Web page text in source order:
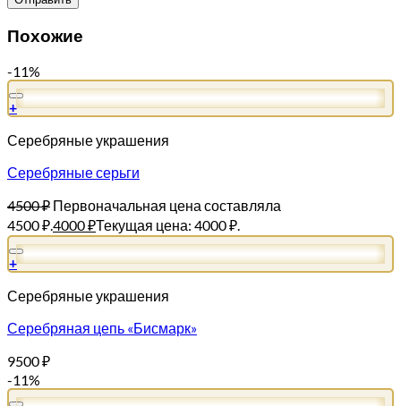
Похожие
-11%
+
Серебряные украшения
Серебряные серьги
4500₽ Первоначальная цена составляла
4500 ₽.4000₽Текущая цена: 4000 ₽.
+
Серебряные украшения
Серебряная цепь «Бисмарк»
9500₽
-11%